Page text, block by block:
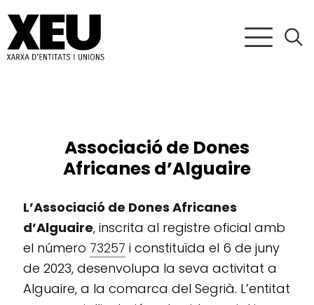
Associació de Dones
Africanes d’Alguaire
L’Associació de Dones Africanes
d’Alguaire, inscrita al registre oficial amb
el número 73257 i constituïda el 6 de juny
de 2023, desenvolupa la seva activitat a
Alguaire, a la comarca del Segrià. L’entitat